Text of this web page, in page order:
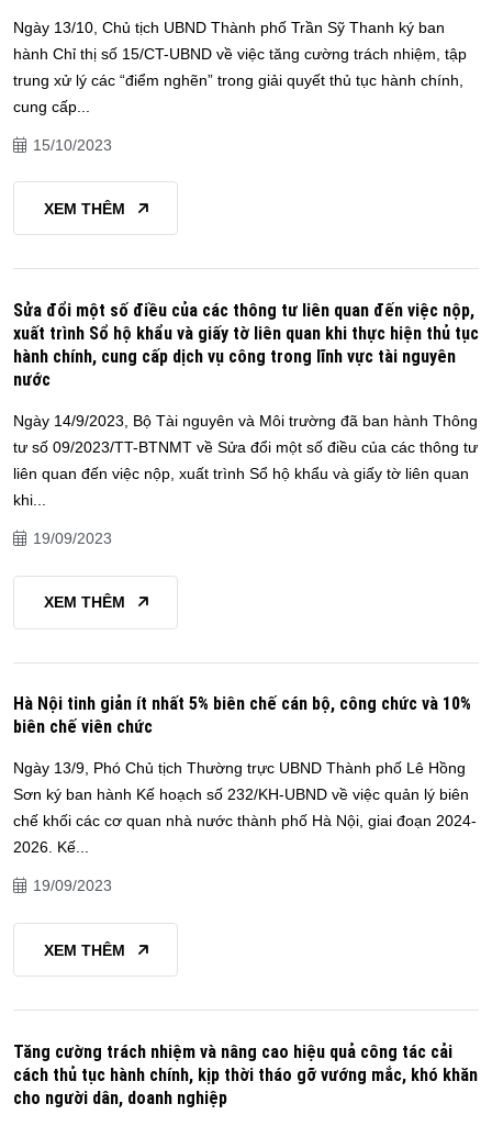
Ngày 13/10, Chủ tịch UBND Thành phố Trần Sỹ Thanh ký ban
hành Chỉ thị số 15/CT-UBND về việc tăng cường trách nhiệm, tập
trung xử lý các “điểm nghẽn” trong giải quyết thủ tục hành chính,
cung cấp...
15/10/2023
XEM THÊM
Sửa đổi một số điều của các thông tư liên quan đến việc nộp,
xuất trình Sổ hộ khẩu và giấy tờ liên quan khi thực hiện thủ tục
hành chính, cung cấp dịch vụ công trong lĩnh vực tài nguyên
nước
Ngày 14/9/2023, Bộ Tài nguyên và Môi trường đã ban hành Thông
tư số 09/2023/TT-BTNMT về Sửa đổi một số điều của các thông tư
liên quan đến việc nộp, xuất trình Sổ hộ khẩu và giấy tờ liên quan
khi...
19/09/2023
XEM THÊM
Hà Nội tinh giản ít nhất 5% biên chế cán bộ, công chức và 10%
biên chế viên chức
Ngày 13/9, Phó Chủ tịch Thường trực UBND Thành phố Lê Hồng
Sơn ký ban hành Kế hoạch số 232/KH-UBND về việc quản lý biên
chế khối các cơ quan nhà nước thành phố Hà Nội, giai đoạn 2024-
2026. Kế...
19/09/2023
XEM THÊM
Tăng cường trách nhiệm và nâng cao hiệu quả công tác cải
cách thủ tục hành chính, kịp thời tháo gỡ vướng mắc, khó khăn
cho người dân, doanh nghiệp